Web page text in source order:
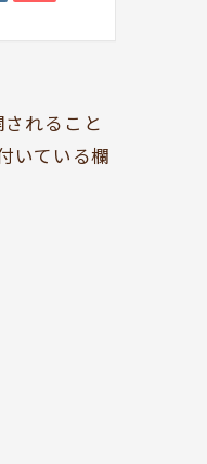
の・たべもの
れること
いている欄